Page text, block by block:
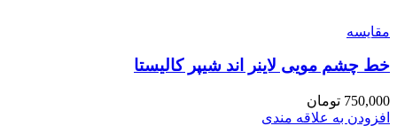
مقایسه
خط چشم مویی لاینر اند شیپر کالیستا
750,000 تومان
افزودن به علاقه مندی